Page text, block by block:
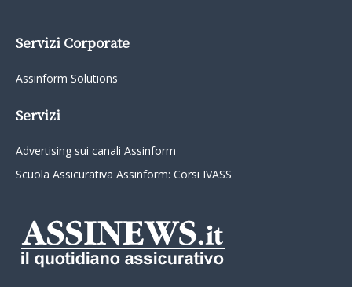
Servizi Corporate
Assinform Solutions
Servizi
Advertising sui canali Assinform
Scuola Assicurativa Assinform: Corsi IVASS